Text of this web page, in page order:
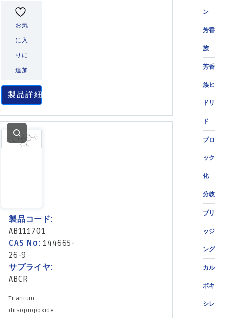
ン
芳香
族
芳香
族ヒ
ドリ
ド
ブロ
ック
化
分岐
ブリ
ッジ
ング
カル
ボキ
シレ
お気
に入
りに
追加
製品詳細
製品コード:
AB111701
CAS No:144665-
26-9
サプライヤ:
ABCR
Titanium
diisopropoxide